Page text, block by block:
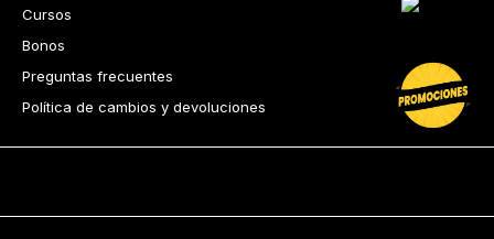
Cursos
Bonos
Preguntas frecuentes
Política de cambios y devoluciones